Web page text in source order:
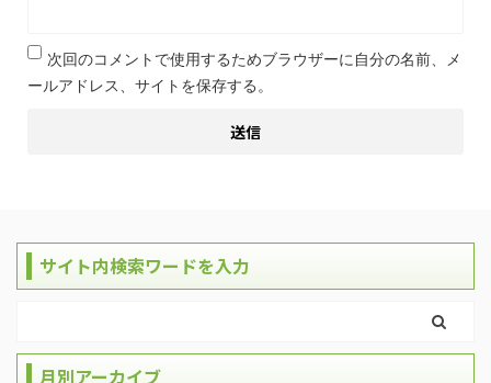
次回のコメントで使用するためブラウザーに自分の名前、メ
ールアドレス、サイトを保存する。
サイト内検索ワードを入力
月別アーカイブ